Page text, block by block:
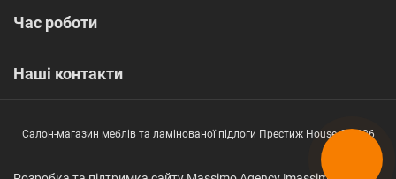
Час роботи
Наші контакти
Салон-магазин меблів та ламінованої підлоги Престиж House © 2026